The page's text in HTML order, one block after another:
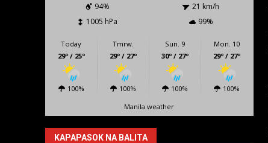
94%
21 km/h
1005 hPa
99%
Today
29º / 25º
100%
Tmrw.
29º / 27º
100%
Sun. 9
30º / 27º
100%
Mon. 10
29º / 27º
100%
Manila weather
KAPAPASOK NA BALITA